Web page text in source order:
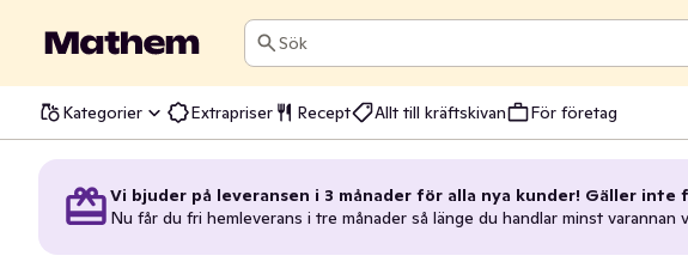
Sök
Kategorier Extrapriser Recept Allt till kräftskivan För företag
Vi bjuder på leveransen i 3 månader för alla nya kunder! Gäller
Nu får du fri hemleverans i tre månader så länge du handlar minst varannan